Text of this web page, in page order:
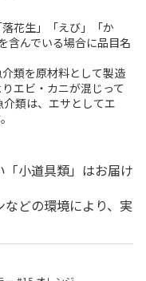
花生」「えび」「か
含んでいる場合に品目名
類を原材料として製造
エビ・カニが混じって
類は、エサとしてエ
小道具類」はお届け
どの環境により、実